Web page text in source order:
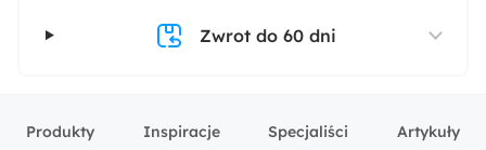
Zwrot do 60 dni
Produkty Inspiracje Specjaliści Artykuły